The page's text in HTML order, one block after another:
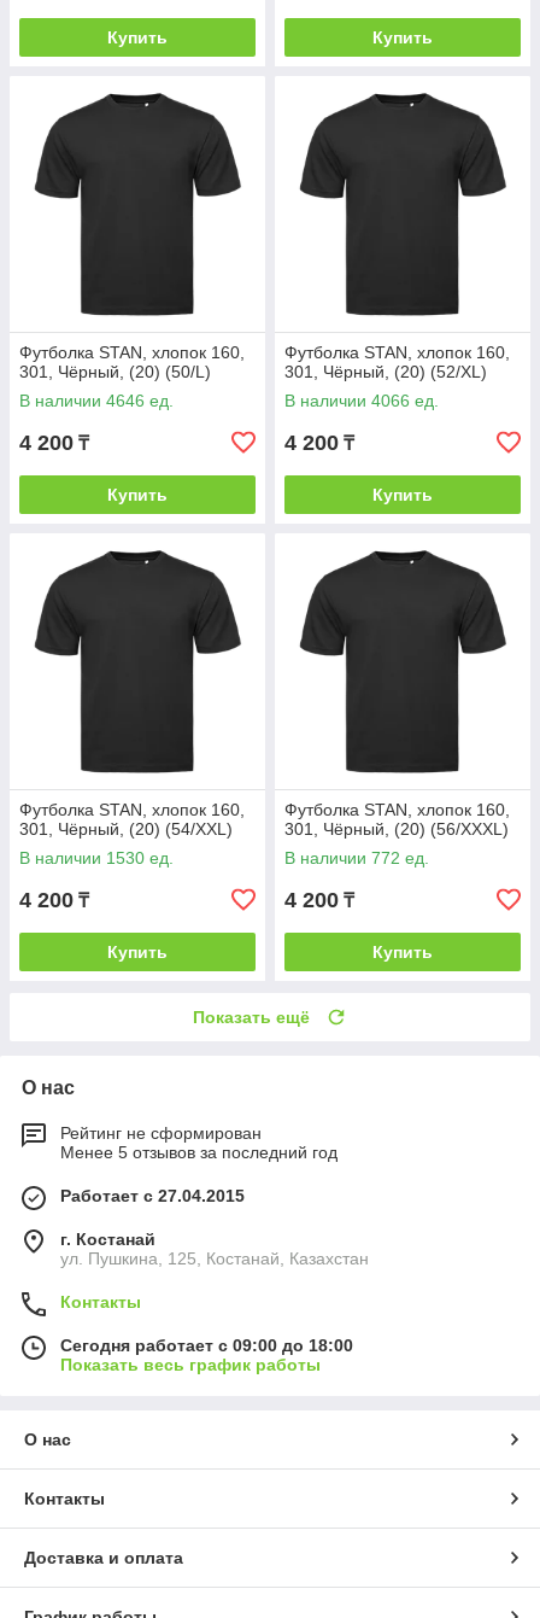
Купить Купить
Футболка STAN, хлопок 160,
301, Чёрный, (20) (50/L)
В наличии 4646 ед.
4 200 ₸
Купить
Футболка STAN, хлопок 160,
301, Чёрный, (20) (52/XL)
В наличии 4066 ед.
4 200 ₸
Купить
Футболка STAN, хлопок 160,
301, Чёрный, (20) (54/XXL)
В наличии 1530 ед.
4 200 ₸
Купить
Футболка STAN, хлопок 160,
301, Чёрный, (20) (56/XXXL)
В наличии 772 ед.
4 200 ₸
Купить
Показать ещё
О нас
Рейтинг не сформирован
Менее 5 отзывов за последний год
Работает с 27.04.2015
г. Костанай
ул. Пушкина, 125, Костанай, Казахстан
Контакты
Сегодня работает с 09:00 до 18:00
Показать весь график работы
О нас
Контакты
Доставка и оплата